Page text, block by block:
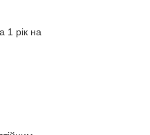
1 рік на